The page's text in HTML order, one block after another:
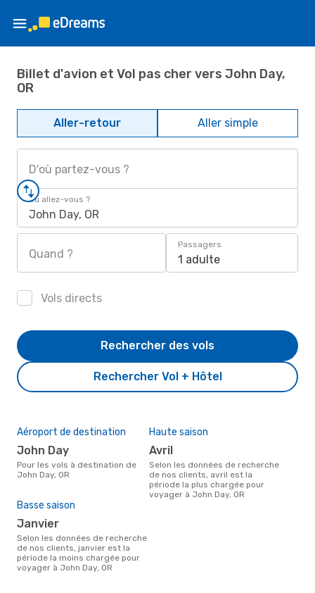
Billet d'avion et Vol pas cher vers John Day,
OR
Aller-retour Aller simple
D'où partez-vous ?
Où allez-vous ?
John Day, OR
Quand ?
Passagers
1 adulte
Vols directs
Rechercher Vol + Hôtel
Rechercher des vols
Aéroport de destination
John Day
Pour les vols à destination de
John Day, OR
Haute saison
avril
Selon les données de recherche
de nos clients, avril est la
période la plus chargée pour
voyager à John Day, OR
Basse saison
janvier
Selon les données de recherche
de nos clients, janvier est la
période la moins chargée pour
voyager à John Day, OR